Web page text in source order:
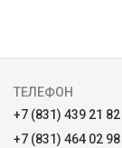
ТЕЛЕФОН
+7 (831) 439 21 82
+7 (831) 464 02 98